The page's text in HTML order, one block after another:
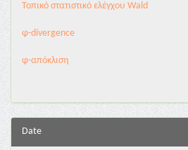
Τοπικό στατιστικό ελέγχου Wald
φ-divergence
φ-απόκλιση
Date